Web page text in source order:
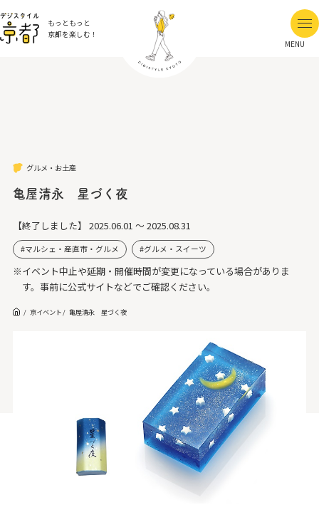
もっともっと
京都を楽しむ！
MENU
グルメ・お土産
亀屋清永 星づく夜
【終了しました】 2025.06.01 ～ 2025.08.31
マルシェ・産直市・グルメ グルメ・スイーツ
※イベント中止や延期・開催時間が変更になっている場合がありま
す。事前に公式サイトなどでご確認ください。
京イベント 亀屋清永 星づく夜